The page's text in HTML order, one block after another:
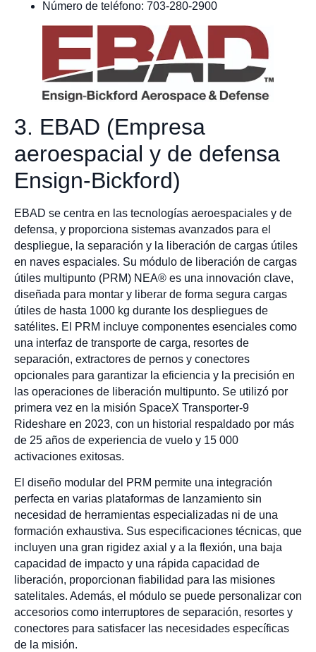
Número de teléfono: 703-280-2900
3. EBAD (Empresa
aeroespacial y de defensa
Ensign-Bickford)
EBAD se centra en las tecnologías aeroespaciales y de
defensa, y proporciona sistemas avanzados para el
despliegue, la separación y la liberación de cargas útiles
en naves espaciales. Su módulo de liberación de cargas
útiles multipunto (PRM) NEA® es una innovación clave,
diseñada para montar y liberar de forma segura cargas
útiles de hasta 1000 kg durante los despliegues de
satélites. El PRM incluye componentes esenciales como
una interfaz de transporte de carga, resortes de
separación, extractores de pernos y conectores
opcionales para garantizar la eficiencia y la precisión en
las operaciones de liberación multipunto. Se utilizó por
primera vez en la misión SpaceX Transporter-9
Rideshare en 2023, con un historial respaldado por más
de 25 años de experiencia de vuelo y 15 000
activaciones exitosas.
El diseño modular del PRM permite una integración
perfecta en varias plataformas de lanzamiento sin
necesidad de herramientas especializadas ni de una
formación exhaustiva. Sus especificaciones técnicas, que
incluyen una gran rigidez axial y a la flexión, una baja
capacidad de impacto y una rápida capacidad de
liberación, proporcionan fiabilidad para las misiones
satelitales. Además, el módulo se puede personalizar con
accesorios como interruptores de separación, resortes y
conectores para satisfacer las necesidades específicas
de la misión.